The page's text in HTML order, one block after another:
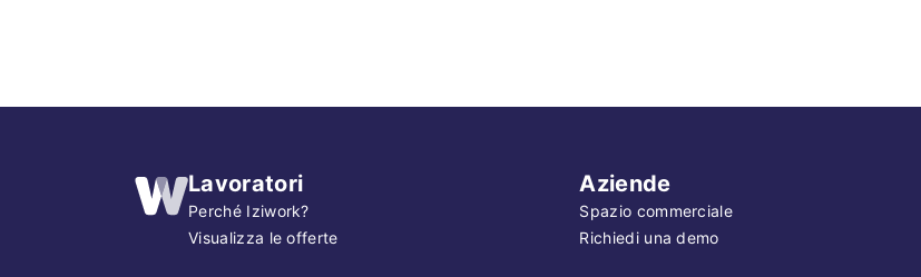
Lavoratori
Perché Iziwork?
Visualizza le offerte
Aziende
Spazio commerciale
Richiedi una demo